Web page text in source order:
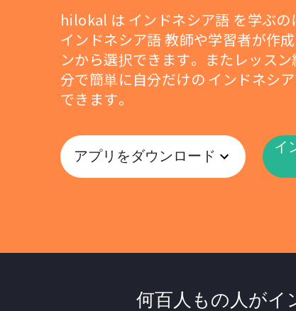
hilokal は インドネシア語 を学ぶの
インドネシア語 教師や学習者が作
ンから選択できます。またレッス
分で簡単に自分だけの インドネシ
できます。
アプリをダウンロード
イ
何百人もの人がイ